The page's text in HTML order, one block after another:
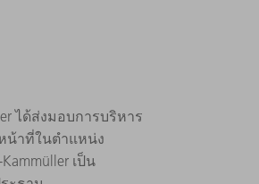
ได้ส่งมอบการบริหาร
น้าที่ในตำแหน่ง
เป็น